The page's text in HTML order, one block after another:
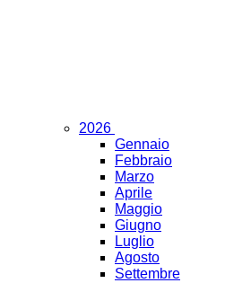
2026
Gennaio
Febbraio
Marzo
Aprile
Maggio
Giugno
Luglio
Agosto
Settembre